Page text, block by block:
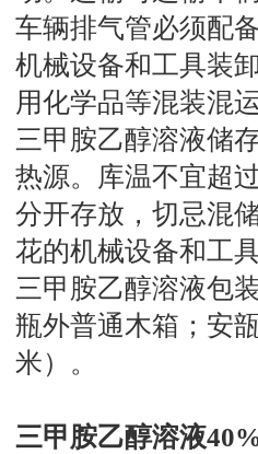
车辆排气管必须配
机械设备和工具装
用化学品等混装混
三甲胺乙醇溶液储
热源。库温不宜超
分开存放，切忌混
花的机械设备和工
三甲胺乙醇溶液包
瓶外普通木箱；安
米）。
三甲胺乙醇溶液